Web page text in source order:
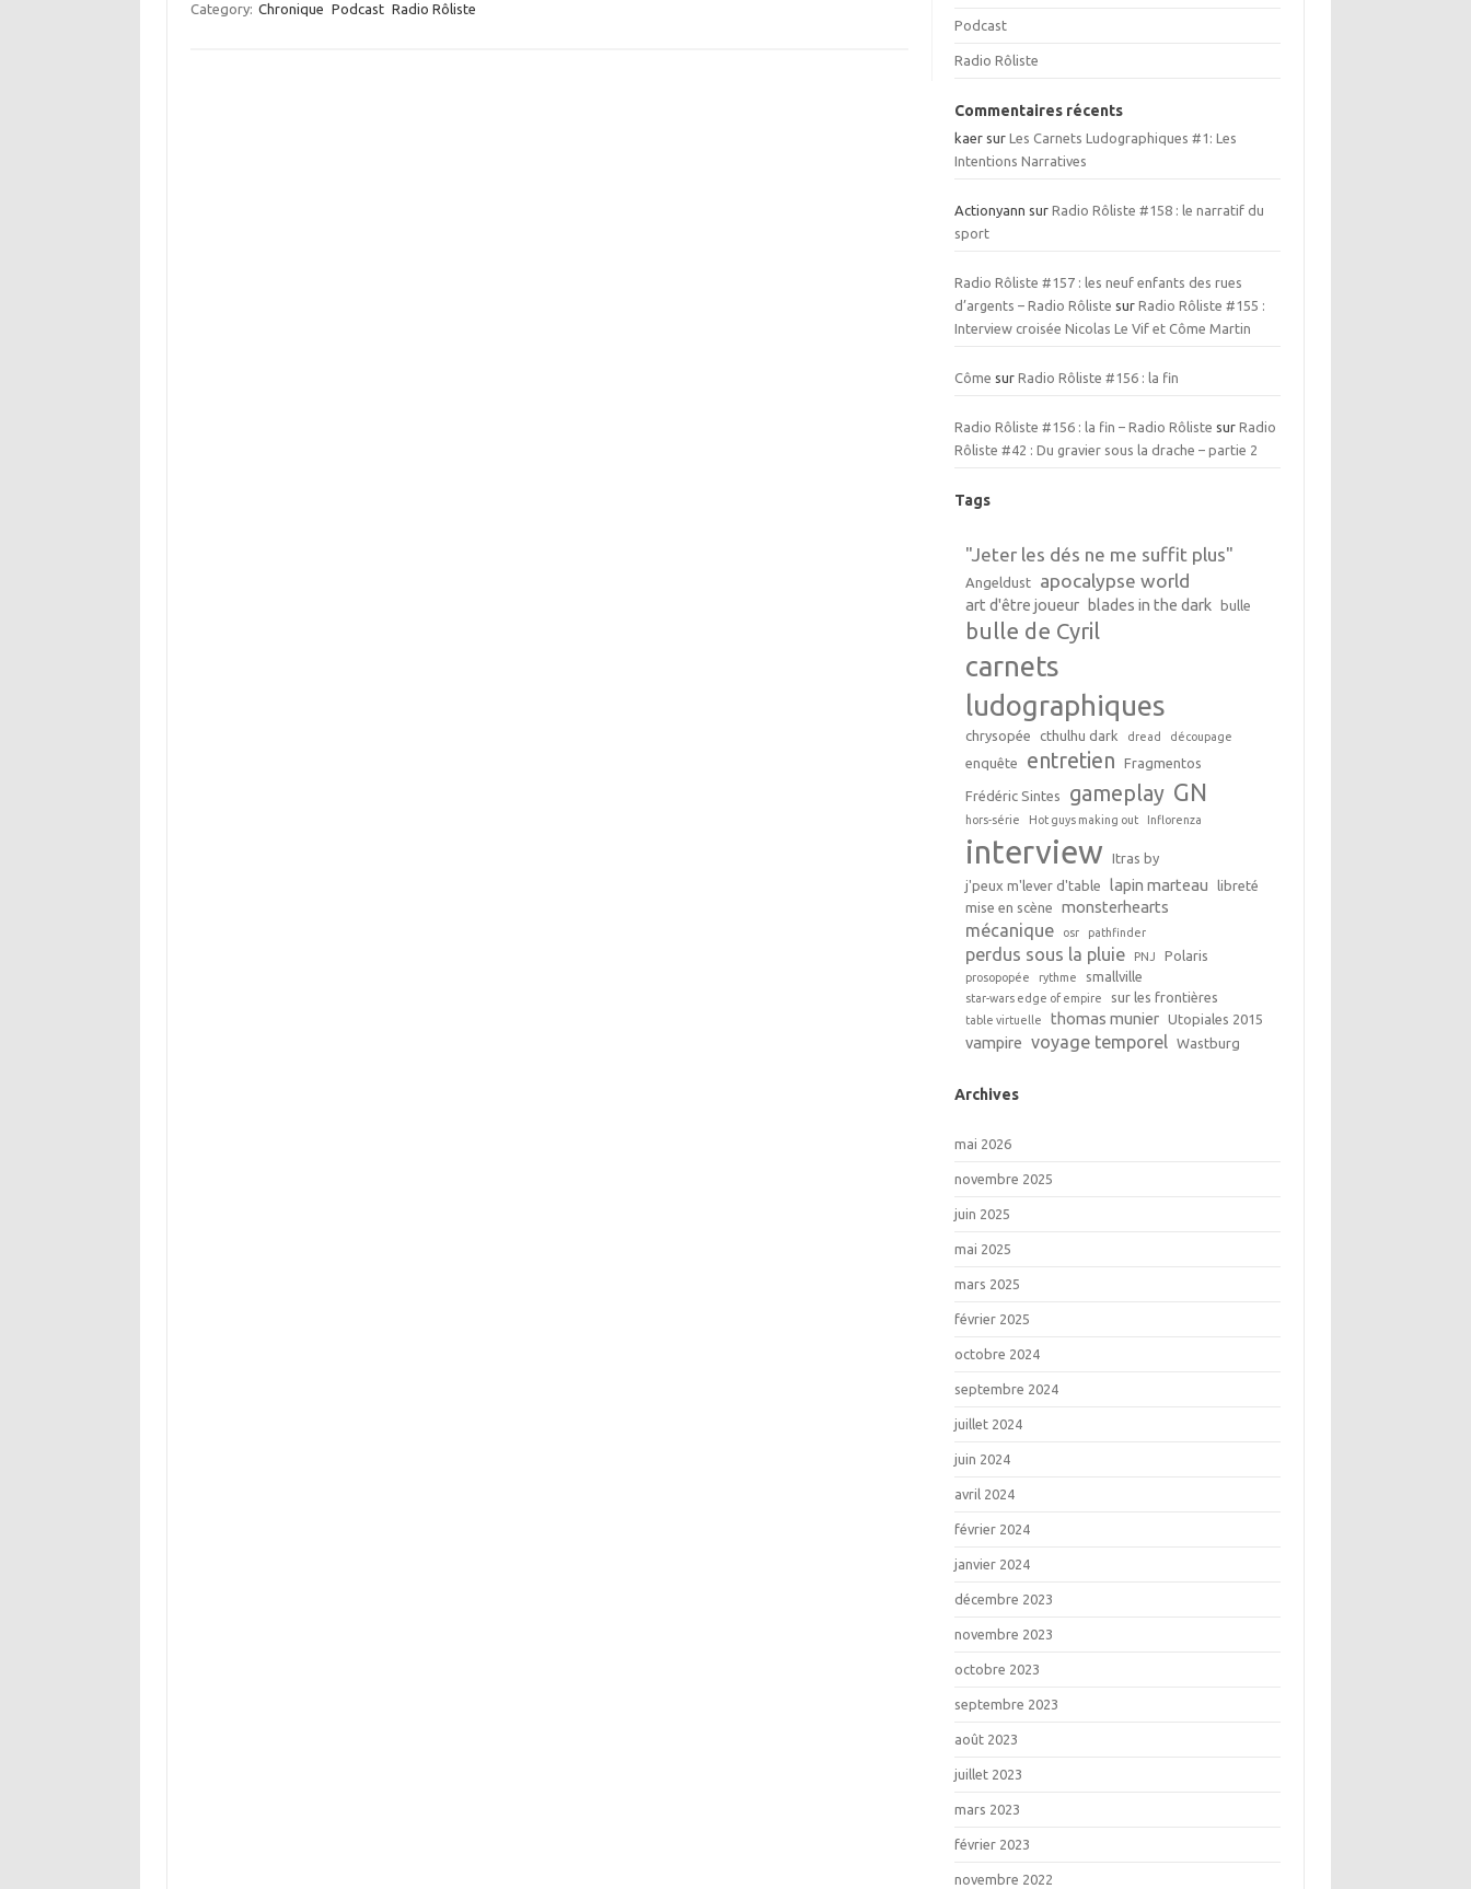
Category: Chronique Podcast Radio Rôliste
Podcast
Radio Rôliste
Commentaires récents
kaer surLes Carnets Ludographiques #1: Les
Intentions Narratives
Actionyann surRadio Rôliste #158 : le narratif du
sport
Radio Rôliste #157 : les neuf enfants des rues
d’argents – Radio Rôliste surRadio Rôliste #155 :
Interview croisée Nicolas Le Vif et Côme Martin
Côme surRadio Rôliste #156 : la fin
Radio Rôliste #156 : la fin – Radio Rôliste surRadio
Rôliste #42 : Du gravier sous la drache – partie 2
Tags
"Jeter les dés ne me suffit plus"
Angeldust apocalypse world
art d'être joueur blades in the dark bulle
bulle de Cyril
carnets
ludographiques
chrysopée cthulhu dark dread découpage
enquête entretien Fragmentos
Frédéric Sintes gameplay GN
hors-série Hot guys making out Inflorenza
interview
Itras by
j'peux m'lever d'table
lapin marteau
libreté
mise en scène
monsterhearts
mécanique osr pathfinder
perdus sous la pluie PNJ Polaris
prosopopée rythme smallville
star-wars edge of empire sur les frontières
table virtuelle thomas munier Utopiales 2015
vampire voyage temporel Wastburg
Archives
mai 2026
novembre 2025
juin 2025
mai 2025
mars 2025
février 2025
octobre 2024
septembre 2024
juillet 2024
juin 2024
avril 2024
février 2024
janvier 2024
décembre 2023
novembre 2023
octobre 2023
septembre 2023
août 2023
juillet 2023
mars 2023
février 2023
novembre 2022